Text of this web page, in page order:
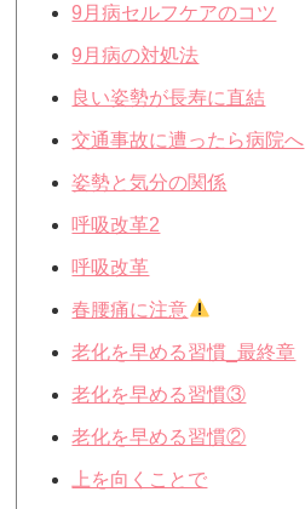
9月病セルフケアのコツ
9月病の対処法
良い姿勢が長寿に直結
交通事故に遭ったら病院へ
姿勢と気分の関係
呼吸改革2
呼吸改革
春腰痛に注意
老化を早める習慣_最終章
老化を早める習慣③
老化を早める習慣②
上を向くことで